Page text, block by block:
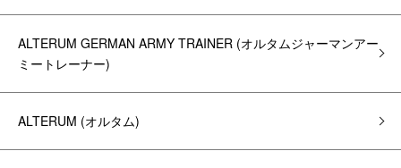
ALTERUM GERMAN ARMY TRAINER (オルタムジャーマンアー
ミートレーナー)
ALTERUM (オルタム)